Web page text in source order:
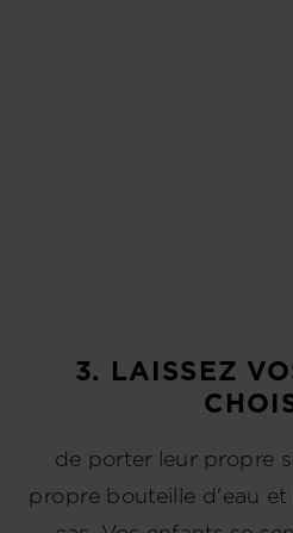
3. LAISSEZ
de porter leur propre
propre bouteille d'eau